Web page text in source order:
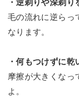
・逆剃りや深剃り
毛の流れに逆らっ
なります。
・何もつけずに
摩擦が大きくなっ
よ。